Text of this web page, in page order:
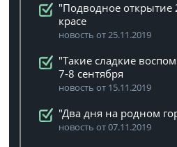
"Подводное открытие
красе
новость от 25.11.2019
"Такие сладкие
7-8 сентября
новость от 15.11.2019
"Два дня на родном
новость от 07.11.2019